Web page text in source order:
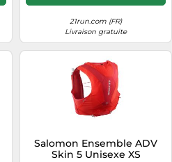
21run.com (FR)
Livraison gratuite
Salomon Ensemble ADV
Skin 5 Unisexe XS